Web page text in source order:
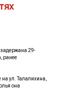
задержана 29-
ранее
ул. Талалихина,
она